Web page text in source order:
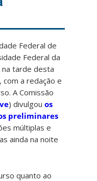
Federal de
Federal da
na tarde desta
a redação e
A Comissão
) divulgouos
preliminares
múltiplas e
ainda na noite
quanto ao